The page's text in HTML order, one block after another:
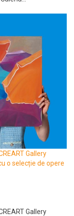
Gallery
o selecție de opere
Gallery